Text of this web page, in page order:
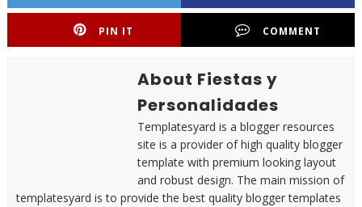
PIN IT COMMENT
About Fiestas y
Personalidades
Templatesyard is a blogger resources
site is a provider of high quality blogger
template with premium looking layout
and robust design. The main mission of
templatesyard is to provide the best quality blogger templates